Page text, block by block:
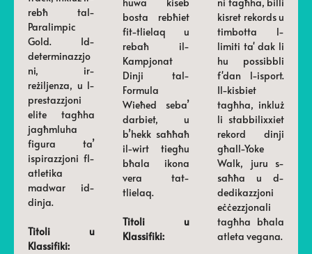
rebħ tal-
Paralimpic
Gold. Id-
determinazzjo
ni, ir-
reżiljenza, u l-
prestazzjoni
elite tagħha
jagħmluha
figura ta’
ispirazzjoni fl-
atletika
madwar id-
dinja.
Titoli u
Klassifiki:
huwa kiseb
bosta rebħiet
fit-tlielaq u
rebaħ il-
Kampjonat
Dinji tal-
Formula
Wieħed seba’
darbiet, u
b’hekk saħħaħ
il-wirt tiegħu
bħala ikona
vera tat-
tlielaq.
Titoli u
Klassifiki:
ni tagħha, billi
kisret rekords u
timbotta l-
limiti ta' dak li
hu possibbli
f'dan l-isport.
Il-kisbiet
tagħha, inkluż
li stabbilixxiet
rekord dinji
għall-Yoke
Walk, juru s-
saħħa u d-
dedikazzjoni
eċċezzjonali
tagħha bħala
atleta vegana.